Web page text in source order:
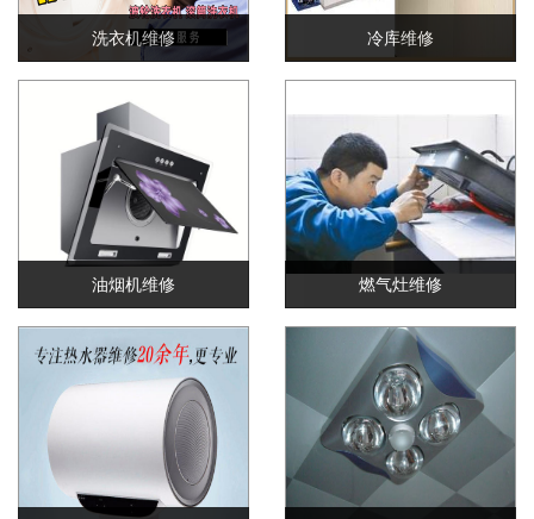
洗衣机维修 冷库维修
油烟机维修 燃气灶维修